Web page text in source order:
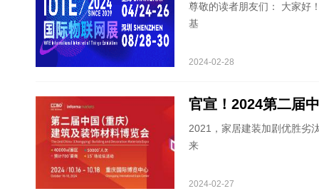
尊敬的读者朋友们： 大家好
基
2024-02-28
官宣！2024第二届
2021，家居建装加剧优胜劣
来
2024-02-27